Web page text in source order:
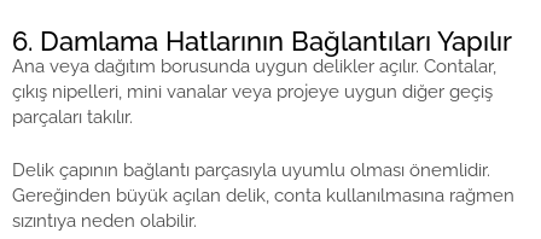
6. Damlama Hatlarının Bağlantıları Yapılır
Ana veya dağıtım borusunda uygun delikler açılır. Contalar,
çıkış nipelleri, mini vanalar veya projeye uygun diğer geçiş
parçaları takılır.
Delik çapının bağlantı parçasıyla uyumlu olması önemlidir.
Gereğinden büyük açılan delik, conta kullanılmasına rağmen
sızıntıya neden olabilir.